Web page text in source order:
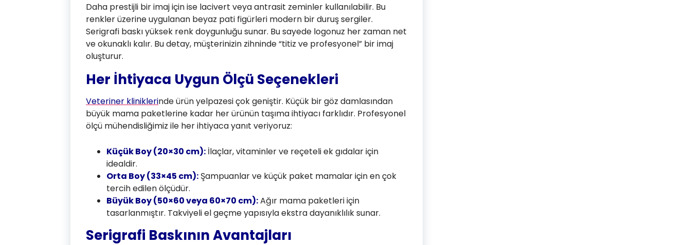
Daha prestijli bir imaj için ise lacivert veya antrasit zeminler kullanılabilir. Bu
renkler üzerine uygulanan beyaz pati figürleri modern bir duruş sergiler.
Serigrafi baskı yüksek renk doygunluğu sunar. Bu sayede logonuz her zaman net
ve okunaklı kalır. Bu detay, müşterinizin zihninde “titiz ve profesyonel” bir imaj
oluşturur.
Her İhtiyaca Uygun Ölçü Seçenekleri
Veteriner kliniklerinde ürün yelpazesi çok geniştir. Küçük bir göz damlasından
büyük mama paketlerine kadar her ürünün taşıma ihtiyacı farklıdır. Profesyonel
ölçü mühendisliğimiz ile her ihtiyaca yanıt veriyoruz:
Küçük Boy (20×30 cm): İlaçlar, vitaminler ve reçeteli ek gıdalar için
idealdir.
Orta Boy (33×45 cm): Şampuanlar ve küçük paket mamalar için en çok
tercih edilen ölçüdür.
Büyük Boy (50×60 veya 60×70 cm):Ağır mama paketleri için
tasarlanmıştır. Takviyeli el geçme yapısıyla ekstra dayanıklılık sunar.
Serigrafi Baskının Avantajları